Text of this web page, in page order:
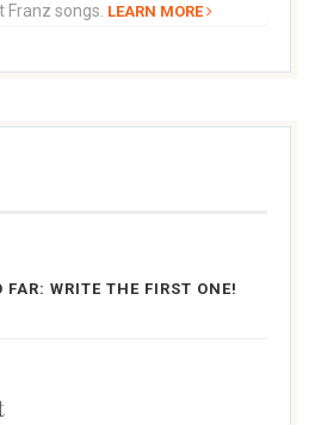
Franz songs. LEARN MORE
WRITE THE FIRST ONE!